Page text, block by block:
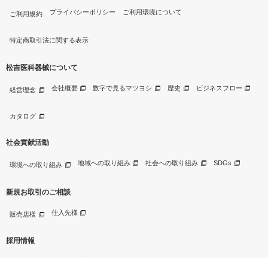
ご利用規約 プライバシーポリシー ご利用環境について
特定商取引法に関する表示
松吉医科器械について
経営理念 会社概要 数字で見るマツヨシ 歴史 ビジネスフロー
カタログ
社会貢献活動
環境への取り組み 地域への取り組み 社会への取り組み SDGs
新規お取引のご相談
販売店様 仕入先様
採用情報